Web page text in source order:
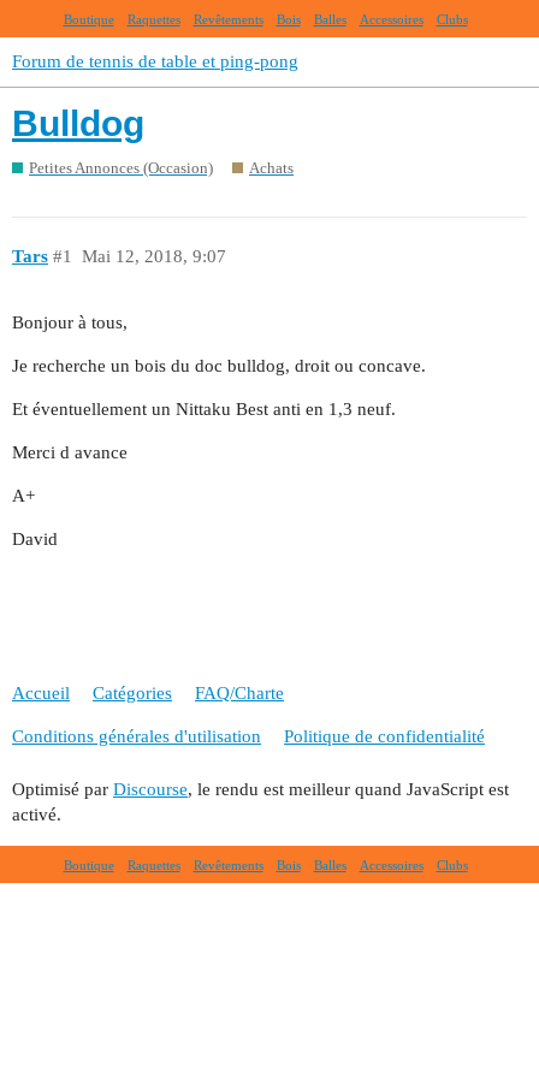
Boutique Raquettes Revêtements Bois Balles Accessoires Clubs
Forum de tennis de table et ping-pong
Bulldog
Petites Annonces (Occasion) Achats
Tars Mai 12, 2018, 9:07
#1
Bonjour à tous,
Je recherche un bois du doc bulldog, droit ou concave.
Et éventuellement un Nittaku Best anti en 1,3 neuf.
Merci d avance
A+
David
Accueil Catégories FAQ/Charte
Conditions générales d'utilisation Politique de confidentialité
Optimisé par Discourse, le rendu est meilleur quand JavaScript est
activé.
Boutique Raquettes Revêtements Bois Balles Accessoires Clubs